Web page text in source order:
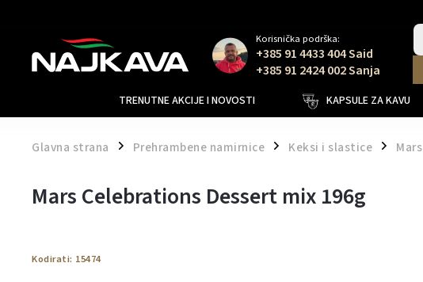
Korisnička podrška:
+385 91 4433 404 Said
+385 91 2424 002 Sanja
TRENUTNE AKCIJE I NOVOSTI KAPSULE ZA KAVU
Glavna strana / Prehrambene namirnice / Keksi i slastice / Mars
Mars Celebrations Dessert mix 196g
Kodirati: 15474